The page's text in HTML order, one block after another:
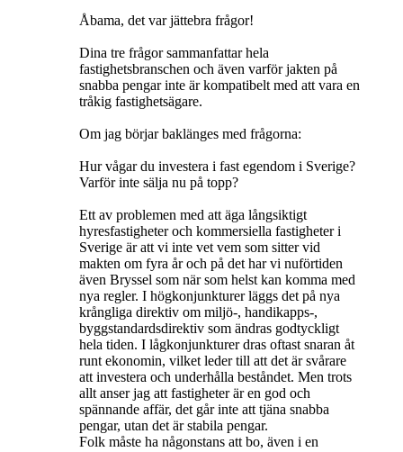
Åbama, det var jättebra frågor!
Dina tre frågor sammanfattar hela
fastighetsbranschen och även varför jakten på
snabba pengar inte är kompatibelt med att vara en
tråkig fastighetsägare.
Om jag börjar baklänges med frågorna:
Hur vågar du investera i fast egendom i Sverige?
Varför inte sälja nu på topp?
Ett av problemen med att äga långsiktigt
hyresfastigheter och kommersiella fastigheter i
Sverige är att vi inte vet vem som sitter vid
makten om fyra år och på det har vi nuförtiden
även Bryssel som när som helst kan komma med
nya regler. I högkonjunkturer läggs det på nya
krångliga direktiv om miljö-, handikapps-,
byggstandardsdirektiv som ändras godtyckligt
hela tiden. I lågkonjunkturer dras oftast snaran åt
runt ekonomin, vilket leder till att det är svårare
att investera och underhålla beståndet. Men trots
allt anser jag att fastigheter är en god och
spännande affär, det går inte att tjäna snabba
pengar, utan det är stabila pengar.
Folk måste ha någonstans att bo, även i en